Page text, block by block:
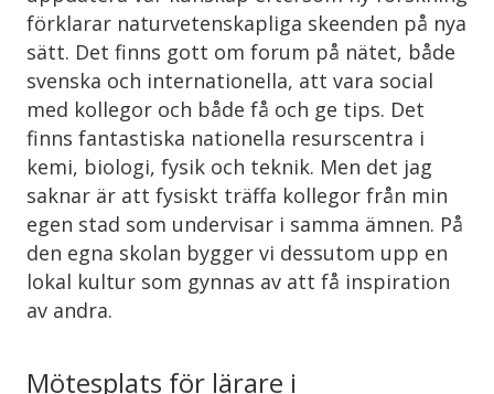
förklarar naturvetenskapliga skeenden på nya
sätt. Det finns gott om forum på nätet, både
svenska och internationella, att vara social
med kollegor och både få och ge tips. Det
finns fantastiska nationella resurscentra i
kemi, biologi, fysik och teknik. Men det jag
saknar är att fysiskt träffa kollegor från min
egen stad som undervisar i samma ämnen. På
den egna skolan bygger vi dessutom upp en
lokal kultur som gynnas av att få inspiration
av andra.
Mötesplats för lärare i